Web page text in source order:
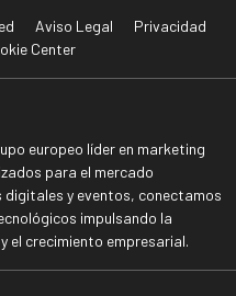
Aviso Legal
Privacidad
Center
europeo líder en marketing
para el mercado
y eventos, conectamos
impulsando la
el crecimiento empresarial.